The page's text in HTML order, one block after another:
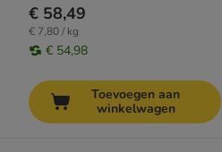
€ 58,49
€ 7,80 / kg
€ 54,98
Toevoegen aan
winkelwagen